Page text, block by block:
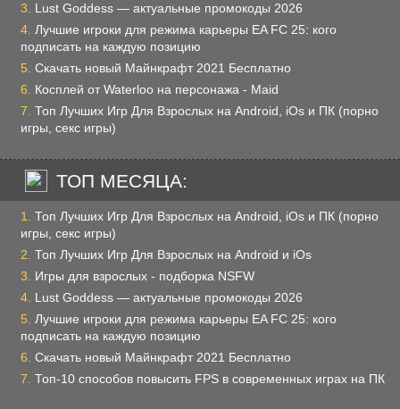
Lust Goddess — актуальные промокоды 2026
Лучшие игроки для режима карьеры EA FC 25: кого
подписать на каждую позицию
Скачать новый Майнкрафт 2021 Бесплатно
Косплей от Waterloo на персонажа - Maid
Топ Лучших Игр Для Взрослых на Android, iOs и ПК (порно
игры, секс игры)
ТОП МЕСЯЦА:
Топ Лучших Игр Для Взрослых на Android, iOs и ПК (порно
игры, секс игры)
Топ Лучших Игр Для Взрослых на Android и iOs
Игры для взрослых - подборка NSFW
Lust Goddess — актуальные промокоды 2026
Лучшие игроки для режима карьеры EA FC 25: кого
подписать на каждую позицию
Скачать новый Майнкрафт 2021 Бесплатно
Топ-10 способов повысить FPS в современных играх на ПК